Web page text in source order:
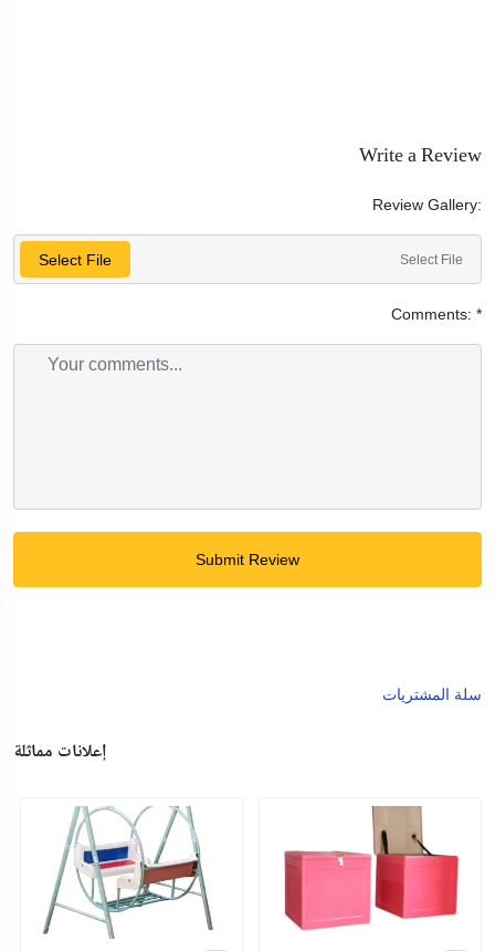
Write a Review
Review Gallery:
Select File Select File
Comments: *
Submit Review
سلة المشتريات
إعلانات مماثلة